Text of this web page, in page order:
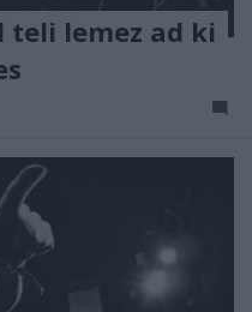
lemez ad ki